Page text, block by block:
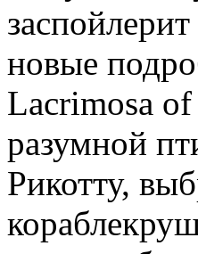
новые
Lacrimosa
разумной
Рикотту,